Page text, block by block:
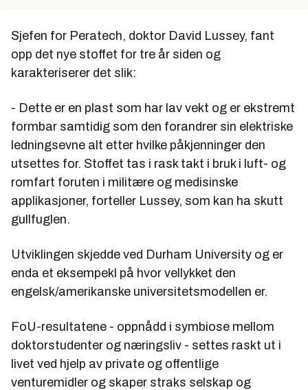
Sjefen for Peratech, doktor David Lussey, fant
opp det nye stoffet for tre år siden og
karakteriserer det slik:
- Dette er en plast som har lav vekt og er ekstremt
formbar samtidig som den forandrer sin elektriske
ledningsevne alt etter hvilke påkjenninger den
utsettes for. Stoffet tas i rask takt i bruk i luft- og
romfart foruten i militære og medisinske
applikasjoner, forteller Lussey, som kan ha skutt
gullfuglen.
Utviklingen skjedde ved Durham University og er
enda et eksempekl på hvor vellykket den
engelsk/amerikanske universitetsmodellen er.
FoU-resultatene - oppnådd i symbiose mellom
doktorstudenter og næringsliv - settes raskt ut i
livet ved hjelp av private og offentlige
venturemidler og skaper straks selskap og